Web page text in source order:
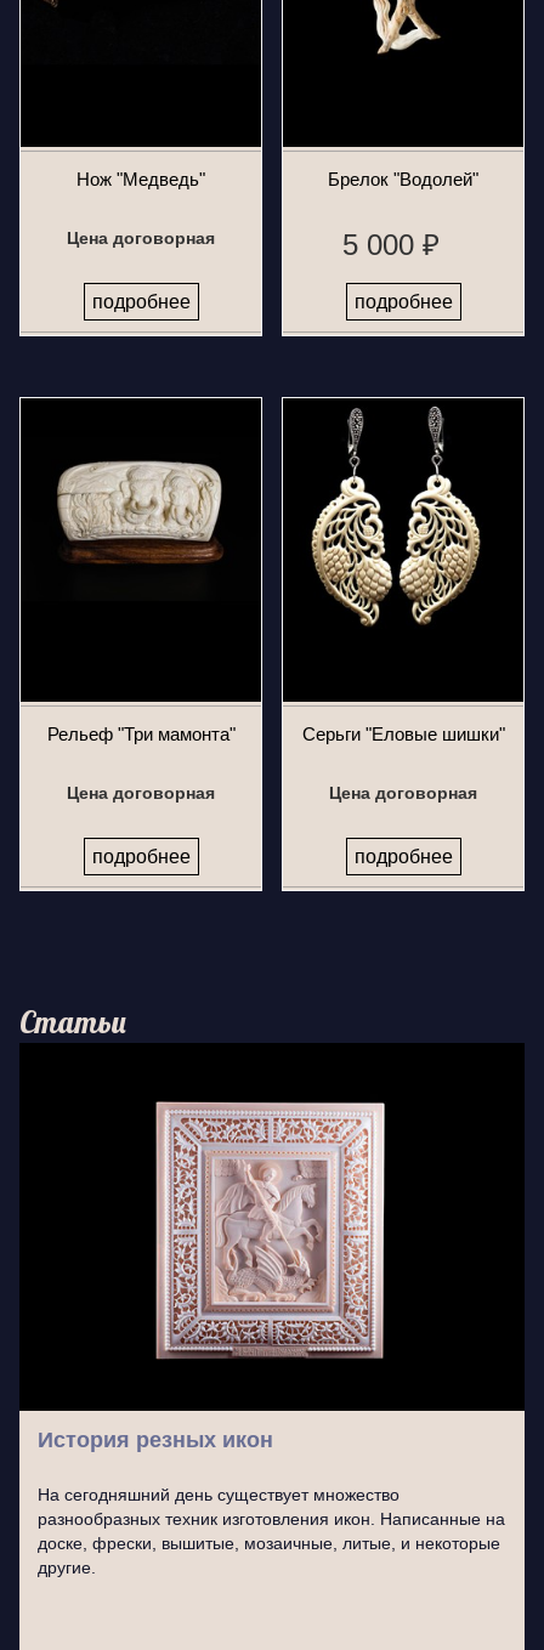
Нож "Медведь"
Цена договорная
подробнее
Брелок "Водолей"
5 000 ₽
подробнее
Рельеф "Три мамонта"
Цена договорная
подробнее
Серьги "Еловые шишки"
Цена договорная
подробнее
Статьи
История резных икон
На сегодняшний день существует множество
разнообразных техник изготовления икон. Написанные на
доске, фрески, вышитые, мозаичные, литые, и некоторые
другие.